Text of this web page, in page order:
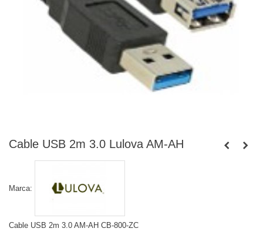
Cable USB 2m 3.0 Lulova AM-AH
Marca:
Cable USB 2m 3.0 AM-AH CB-800-ZC